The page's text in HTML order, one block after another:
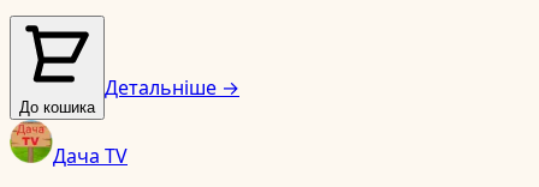
До кошика
Детальніше →
Дача TV